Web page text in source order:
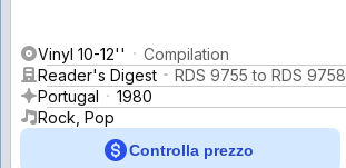
Vinyl 10-12''
Compilation
Reader's Digest
RDS 9755 to RDS 9758
Portugal
1980
Rock, Pop
Controlla prezzo